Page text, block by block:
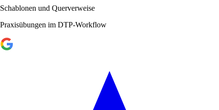
Schablonen und Querverweise
Praxisübungen im DTP-Workflow